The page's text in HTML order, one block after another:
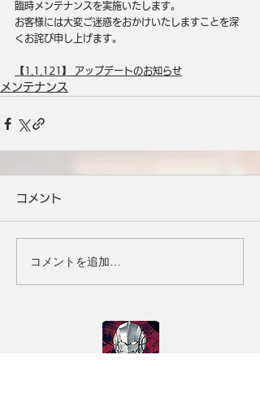
臨時メンテナンスを実施いたします。
お客様には大変ご迷惑をおかけいたしますことを深
くお詫び申し上げます。
【1.1.121】 アップデートのお知らせ
メンテナンス
コメント
コメントを追加…